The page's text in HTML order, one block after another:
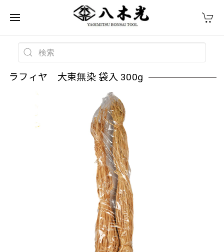
ラフィヤ 大束無染 袋入 300g